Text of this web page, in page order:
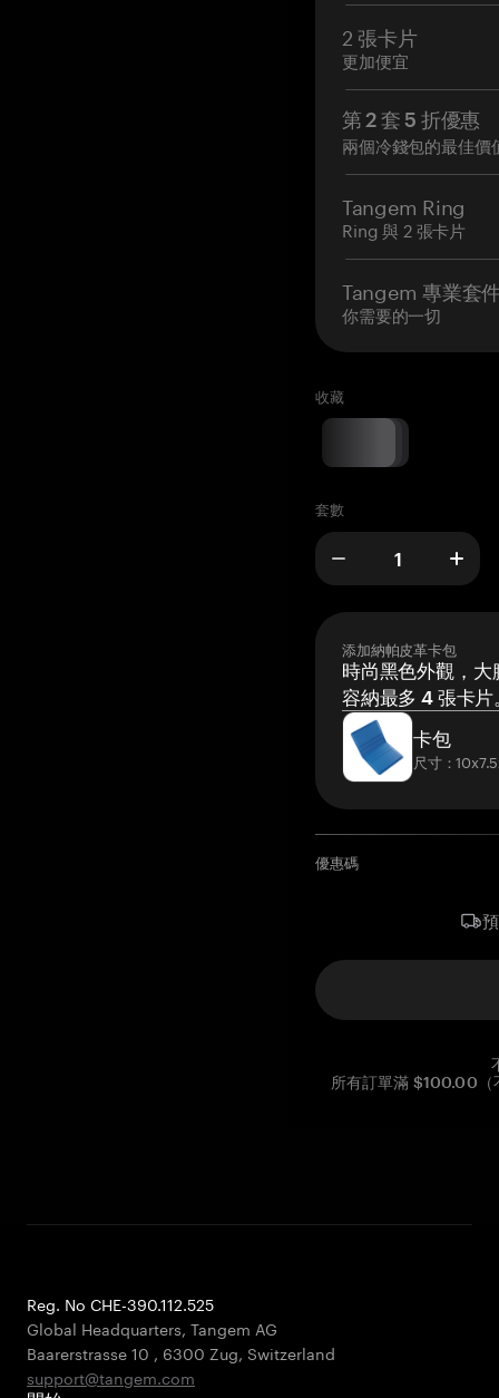
2 張卡片
更加便宜
第 2 套 5 折優惠
兩個冷錢包的最佳價
Tangem Ring
Ring 與 2 張卡片
Tangem 專業套
你需要的一切
收藏
套數
添加納帕皮革卡包
時尚黑色外觀，大
容納最多 4 張卡片
卡包
尺寸：
優惠碼
所有訂單滿 $100.00（
Reg. No CHE-390.112.525
Global Headquarters, Tangem AG
Baarerstrasse 10 , 6300 Zug, Switzerland
support@tangem.com